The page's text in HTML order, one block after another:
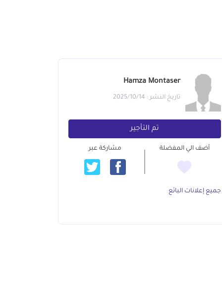
Hamza Montaser
تاريخ النشر : 2025/10/14
تم التأجير
أضف الي المفضلة مشاركة عبر
جميع إعلانات البائع